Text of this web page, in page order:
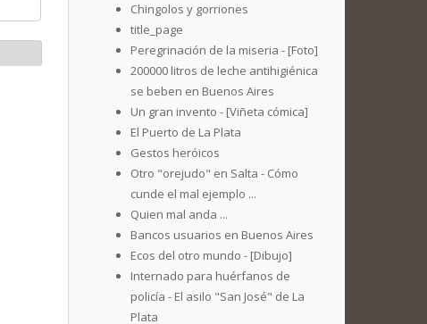
Chingolos y gorriones
title_page
Peregrinación de la miseria - [Foto]
200000 litros de leche antihigiénica
se beben en Buenos Aires
Un gran invento - [Viñeta cómica]
El Puerto de La Plata
Gestos heróicos
Otro "orejudo" en Salta - Cómo
cunde el mal ejemplo ...
Quien mal anda ...
Bancos usuarios en Buenos Aires
Ecos del otro mundo - [Dibujo]
Internado para huérfanos de
policía - El asilo "San José" de La
Plata